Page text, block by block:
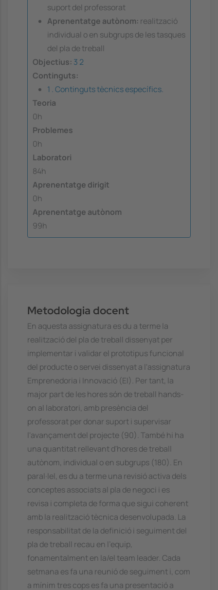
suport del professorat
Aprenentatge autònom: realització
individual o en subgrups de les tasques
del pla de treball
Objectius: 3 2
Continguts:
1 . Continguts tècnics específics.
Teoria
0h
Problemes
0h
Laboratori
84h
Aprenentatge dirigit
0h
Aprenentatge autònom
99h
Metodologia docent
En aquesta assignatura es du a terme la
realització del pla de treball dissenyat per
implementar i validar el prototipus funcional
del producte o servei dissenyat a l'assignatura
Emprenedoria i Innovació (EI). Per tant, la
major part de les hores són de treball hands-
on al laboratori, amb presència del
professorat per donar suport i supervisar
l'avançament del projecte (90). També hi ha
una quantitat rellevant d'hores de treball
autònom, individual o en subgrups (180). En
paral·lel, es du a terme una revisió activa dels
conceptes associats al pla de negoci i es
revisa i completa de forma que sigui coherent
amb la realització tècnica desenvolupada. La
responsabilitat de la definició i seguiment del
pla de treball recau en l'equip,
fonamentalment en la/el team leader. Cada
setmana es fa una reunió de seguiment i, com
a mínim tres cops es fa una presentació a